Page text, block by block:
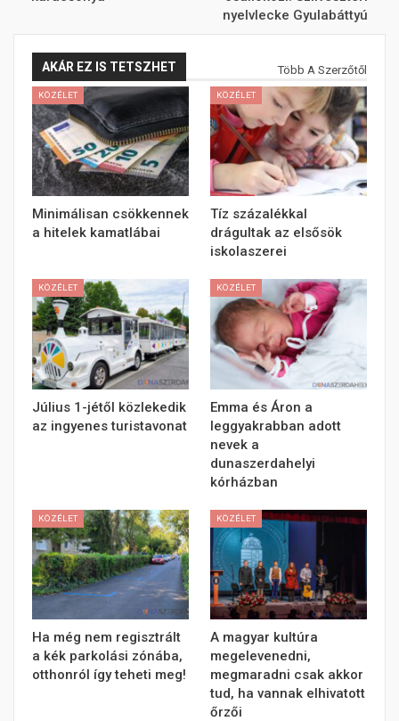
nyelvlecke Gyulabáttyú
AKÁR EZ IS TETSZHET Több A Szerzőtől
KÖZÉLET
Minimálisan csökkennek
a hitelek kamatlábai
KÖZÉLET
Tíz százalékkal
drágultak az elsősök
iskolaszerei
KÖZÉLET
Július 1-jétől közlekedik
az ingyenes turistavonat
KÖZÉLET
Emma és Áron a
leggyakrabban adott
nevek a
dunaszerdahelyi
kórházban
KÖZÉLET
Ha még nem regisztrált
a kék parkolási zónába,
otthonról így teheti meg!
KÖZÉLET
A magyar kultúra
megelevenedni,
megmaradni csak akkor
tud, ha vannak elhivatott
őrzői